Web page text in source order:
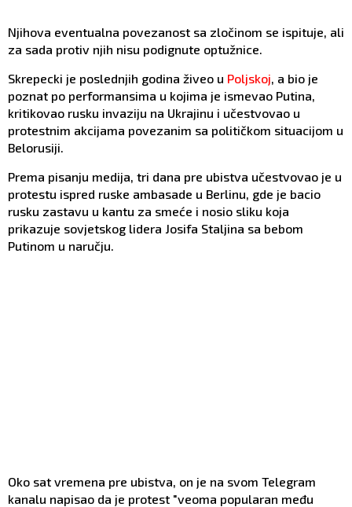
Njihova eventualna povezanost sa zločinom se ispituje, ali
za sada protiv njih nisu podignute optužnice.
Skrepecki je poslednjih godina živeo u Poljskoj , a bio je
poznat po performansima u kojima je ismevao Putina,
kritikovao rusku invaziju na Ukrajinu i učestvovao u
protestnim akcijama povezanim sa političkom situacijom u
Belorusiji.
Prema pisanju medija, tri dana pre ubistva učestvovao je u
protestu ispred ruske ambasade u Berlinu, gde je bacio
rusku zastavu u kantu za smeće i nosio sliku koja
prikazuje sovjetskog lidera Josifa Staljina sa bebom
Putinom u naručju.
Oko sat vremena pre ubistva, on je na svom Telegram
kanalu napisao da je protest "veoma popularan među